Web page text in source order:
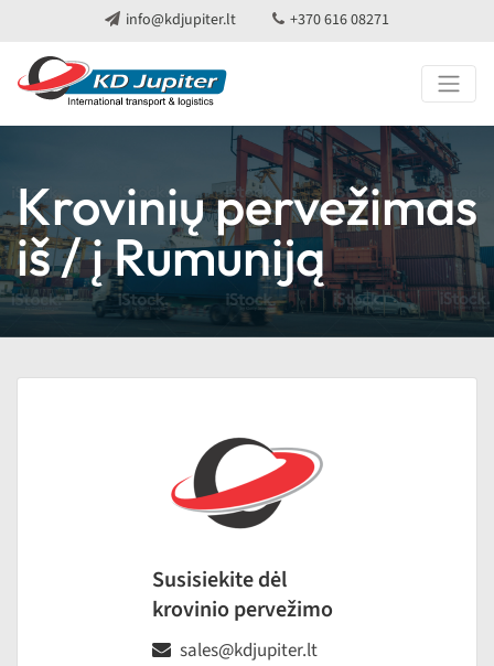
info@kdjupiter.lt +370 616 08271
Krovinių pervežimas
iš / į Rumuniją
Susisiekite dėl
krovinio pervežimo
sales@kdjupiter.lt